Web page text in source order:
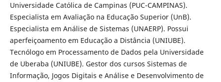
Universidade Católica de Campinas (PUC-CAMPINAS).
Especialista em Avaliação na Educação Superior (UnB).
Especialista em Análise de Sistemas (UNAERP). Possui
aperfeiçoamento em Educação a Distância (UNIUBE).
Tecnólogo em Processamento de Dados pela Universidade
de Uberaba (UNIUBE). Gestor dos cursos Sistemas de
Informação, Jogos Digitais e Análise e Desenvolvimento de